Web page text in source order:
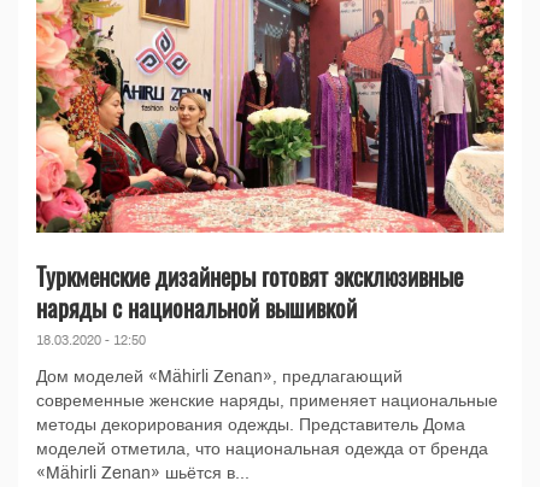
Туркменские дизайнеры готовят эксклюзивные
наряды с национальной вышивкой
18.03.2020 - 12:50
Дом моделей «Mähirli Zenan», предлагающий
современные женские наряды, применяет национальные
методы декорирования одежды. Представитель Дома
моделей отметила, что национальная одежда от бренда
«Mähirli Zenan» шьётся в...